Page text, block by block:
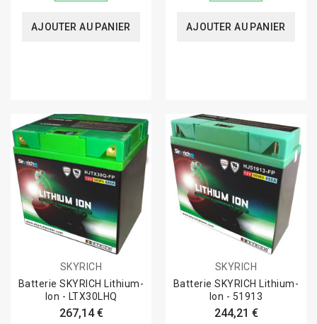
AJOUTER AU PANIER AJOUTER AU PANIER
SKYRICH
Batterie SKYRICH Lithium-
Ion - LTX30LHQ
267,14 €
SKYRICH
Batterie SKYRICH Lithium-
Ion - 51913
244,21 €